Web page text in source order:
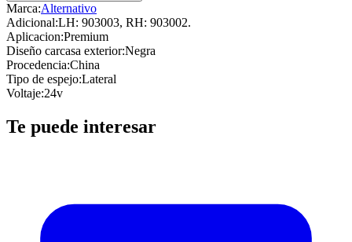
Marca:Alternativo
Adicional:LH: 903003, RH: 903002.
Aplicacion:Premium
Diseño carcasa exterior:Negra
Procedencia:China
Tipo de espejo:Lateral
Voltaje:24v
Te puede interesar